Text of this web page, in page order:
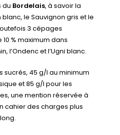
du Bordelais, à savoir la
le Sauvignon gris et le
3 cépages
% maximum dans
l’Ondenc et l’Ugni blanc.
sucrés, 45 g/l au minimum
et 85 g/l pour les
une mention réservée à
cahier des charges plus